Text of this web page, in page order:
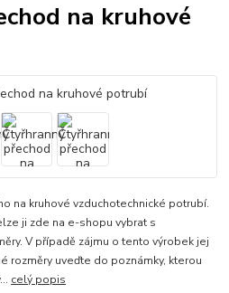
na kruhové
na kruhové vzduchotechnické potrubí.
ji zde na e-shopu vybrat s
V případě zájmu o tento výrobek jej
rozměry uveďte do poznámky, kterou
celý popis